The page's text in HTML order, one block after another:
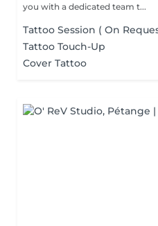
you with a dedicated team t...
Tattoo Session ( On
Tattoo Touch-Up
Cover Tattoo